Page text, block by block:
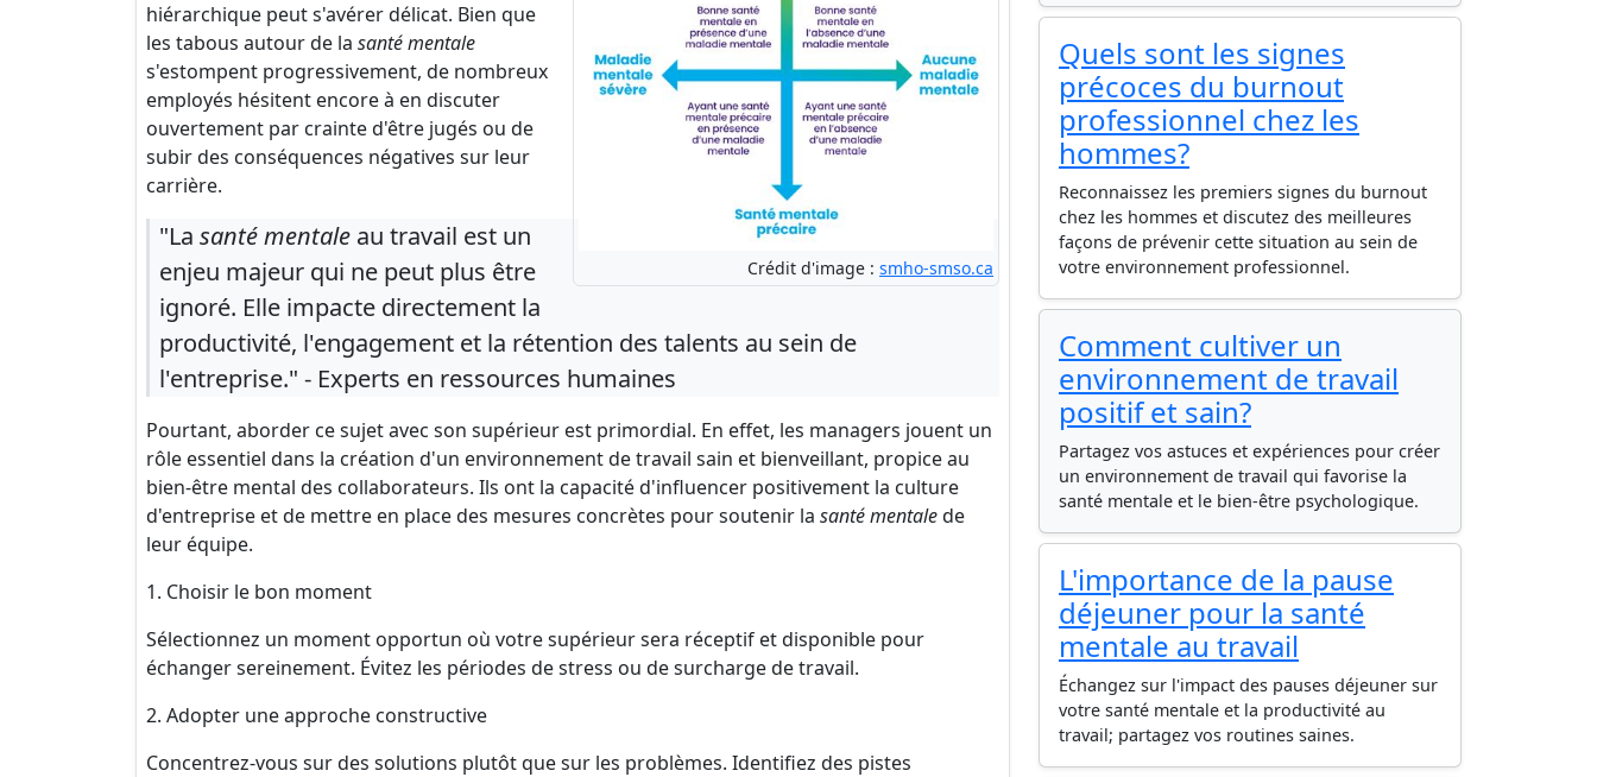
Crédit d'image : smho-smso.ca
hiérarchique peut s'avérer délicat. Bien que
les tabous autour de la santé mentale
s'estompent progressivement, de nombreux
employés hésitent encore à en discuter
ouvertement par crainte d'être jugés ou de
subir des conséquences négatives sur leur
carrière.
"La santé mentale au travail est un
enjeu majeur qui ne peut plus être
ignoré. Elle impacte directement la
productivité, l'engagement et la rétention des talents au sein de
l'entreprise." - Experts en ressources humaines
Pourtant, aborder ce sujet avec son supérieur est primordial. En effet, les managers jouent un
rôle essentiel dans la création d'un environnement de travail sain et bienveillant, propice au
bien-être mental des collaborateurs. Ils ont la capacité d'influencer positivement la culture
d'entreprise et de mettre en place des mesures concrètes pour soutenir la santé mentalede
leur équipe.
1. Choisir le bon moment
Sélectionnez un moment opportun où votre supérieur sera réceptif et disponible pour
échanger sereinement. Évitez les périodes de stress ou de surcharge de travail.
2. Adopter une approche constructive
Concentrez-vous sur des solutions plutôt que sur les problèmes. Identifiez des pistes
Quels sont les signes
précoces du burnout
professionnel chez les
hommes?
Reconnaissez les premiers signes du burnout
chez les hommes et discutez des meilleures
façons de prévenir cette situation au sein de
votre environnement professionnel.
Comment cultiver un
environnement de travail
positif et sain?
Partagez vos astuces et expériences pour créer
un environnement de travail qui favorise la
santé mentale et le bien-être psychologique.
L'importance de la pause
déjeuner pour la santé
mentale au travail
Échangez sur l'impact des pauses déjeuner sur
votre santé mentale et la productivité au
travail; partagez vos routines saines.